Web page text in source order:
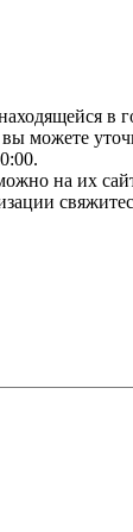
в
можете
на их